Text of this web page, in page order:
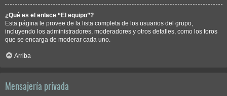
¿Qué es el enlace “El equipo”?
Esta página le provee de la lista completa de los usuarios del grupo,
incluyendo los administradores, moderadores y otros detalles, como los foros
que se encarga de moderar cada uno.
Arriba
Mensajería privada